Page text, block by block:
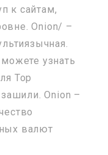
к сайтам,
Onion/ –
узнать
Тор
Onion –
валют